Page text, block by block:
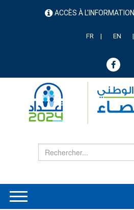
menu ACCÈS À L'INFORMATION
FR EN